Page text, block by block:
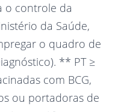
o controle da
da Saúde,
o quadro de
** PT ≥
com BCG,
ou portadoras de